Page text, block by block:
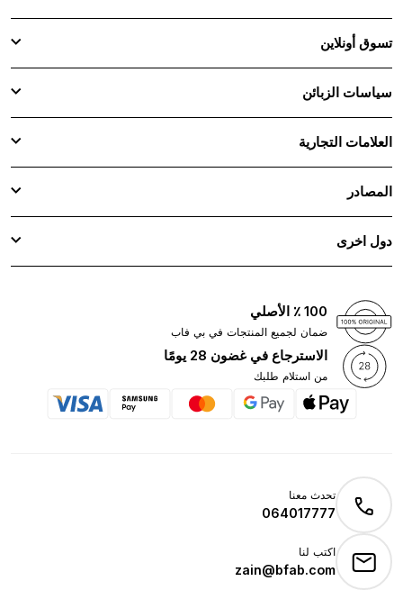
تسوق أونلاين
سياسات الزبائن
العلامات التجارية
المصادر
دول اخرى
100 ٪ الأصلي
ضمان لجميع المنتجات في بي فاب
الاسترجاع في غضون 28 يومًا
من استلام طلبك
تحدث معنا
064017777
اكتب لنا
zain@bfab.com